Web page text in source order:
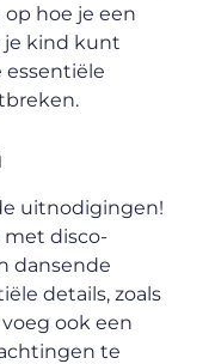
hoe je een
je kind kunt
essentiële
uitnodigingen!
met disco-
dansende
details, zoals
ook een
te